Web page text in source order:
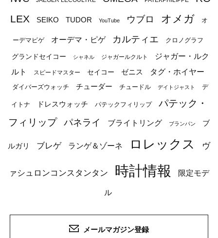
LEX
SEIKO TUDOR YouTube ウブロ オメガ オ
ーデマピゲ オーデマ・ピゲ カルティエ クロノグラフ
グランドセイコー シャネル ジャガールクルト
ジャガー・ルク
ルト
スピードマスター セイコー ゼニス タグ・ホイヤー
ダイバーズウォッチ チューダー チュードル デイトジャスト デ
イトナ ドレスウォッチ パテックフィリップ
パテック・
フィリップ
パネライ ブライトリング ブランパン ブ
ルガリ ブレゲ ランゲ＆ゾーネ ロレックス ヴ
ァシュロンコンスタンタン 時計情報 限定モデ
ル
メールマガジン登録